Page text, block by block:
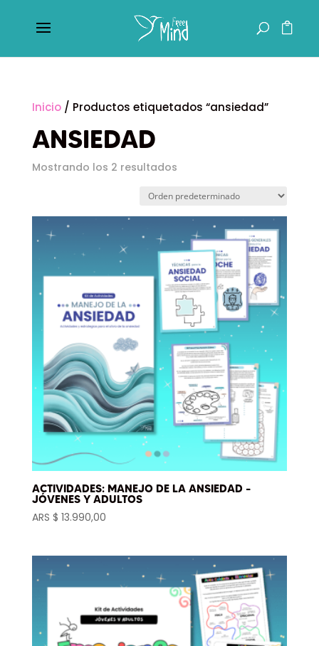
Inicio/ Productos etiquetados “ansiedad”
ANSIEDAD
Mostrando los 2 resultados
ACTIVIDADES: MANEJO DE LA ANSIEDAD –
JÓVENES Y ADULTOS
ARS $ 13.990,00